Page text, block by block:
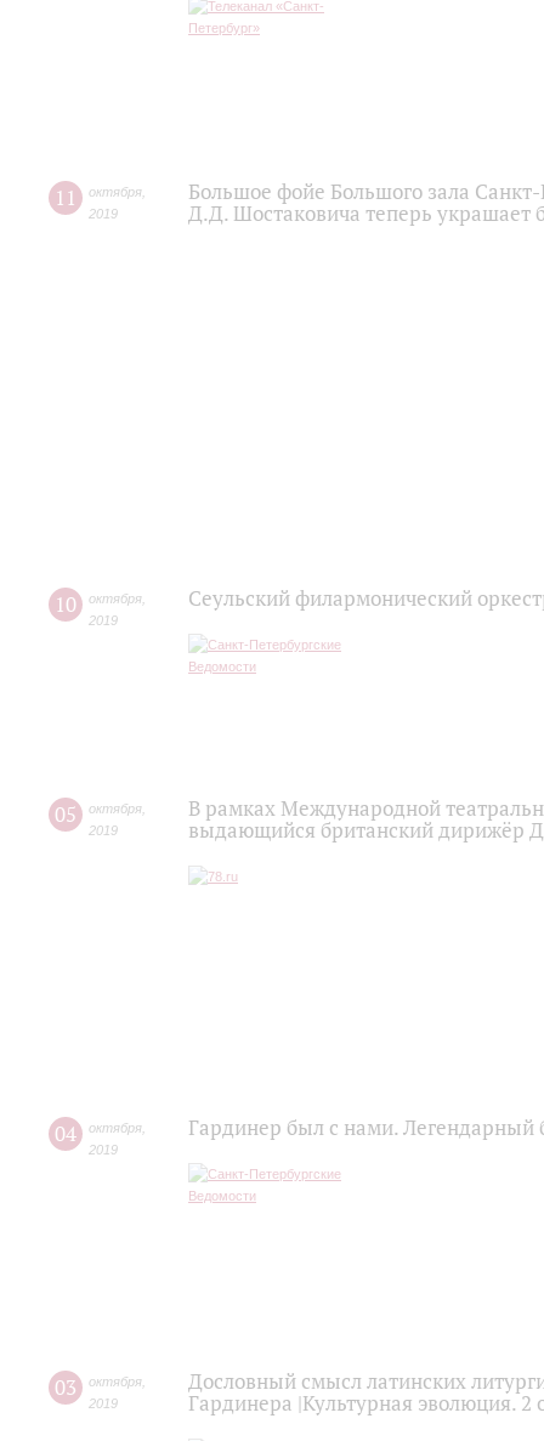
11 октября
2019
Большое фойе Большого зала
Д.Д. Шостаковича теперь украшает
10 октября
2019
Сеульский филармонический
05 октября
2019
В рамках Международной
выдающийся британский дирижёр
04 октября
2019
Гардинер был с нами. Легендарный
03 октября
2019
Дословный смысл латинских
Гардинера |Культурная эволюция. 2